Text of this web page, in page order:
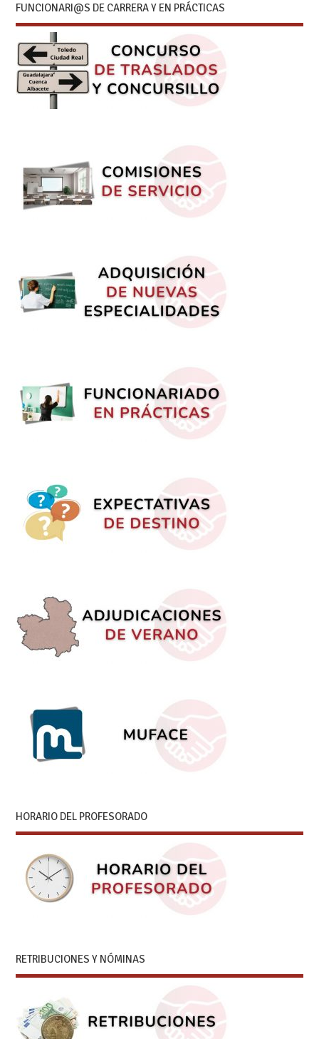
FUNCIONARI@S DE CARRERA Y EN PRÁCTICAS
HORARIO DEL PROFESORADO
RETRIBUCIONES Y NÓMINAS